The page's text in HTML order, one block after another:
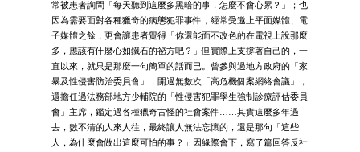
常被患者詢問「每天聽到這麼多黑暗的事，怎麼不會心累？」；也
因為需要面對各種獵奇的病態犯罪事件，經常受邀上平面媒體、電
子媒體之餘，更會讓患者覺得「你還能面不改色的在電視上說那麼
多，應該有什麼心如鐵石的祕方吧？」但實際上支撐著自己的，一
直以來，就只是那麼一句簡單的話而已。曾參與過地方政府的「家
暴及性侵害防治委員會」，開過無數次「高危機個案網絡會議」，
還擔任過法務部地方少輔院的「性侵害犯罪學生強制診療評估委員
會」主席，鑑定過各種獵奇古怪的社會案件……其實這麼多年過
去，數不清的人來人往，最終讓人無法忘懷的，還是那句「這些
人，為什麼會做出這麼可怕的事？」因緣際會下，寫了篇回答反社